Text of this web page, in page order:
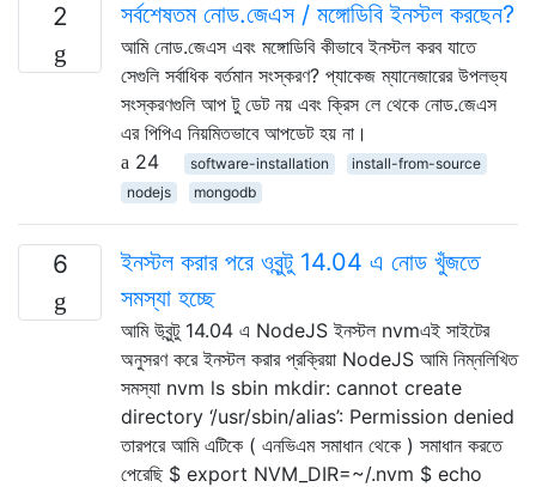
2 সর্বশেষতম নোড.জেএস / মঙ্গোডিবি ইনস্টল করছেন?
আমি নোড.জেএস এবং মঙ্গোডিবি কীভাবে ইনস্টল করব যাতে
সেগুলি সর্বাধিক বর্তমান সংস্করণ? প্যাকেজ ম্যানেজারের উপলভ্য
সংস্করণগুলি আপ টু ডেট নয় এবং ক্রিস লে থেকে নোড.জেএস
এর পিপিএ নিয়মিতভাবে আপডেট হয় না।
24
software-installation
install-from-source
nodejs
mongodb
6
ইনস্টল করার পরে ওবুন্টু 14.04 এ নোড খুঁজতে
সমস্যা হচ্ছে
আমি উবুন্টু 14.04 এ NodeJS ইনস্টল nvmএই সাইটের
অনুসরণ করে ইনস্টল করার প্রক্রিয়া NodeJS আমি নিম্নলিখিত
সমস্যা nvm ls sbin mkdir: cannot create
directory ‘/usr/sbin/alias’: Permission denied
তারপরে আমি এটিকে ( এনভিএম সমাধান থেকে ) সমাধান করতে
পেরেছি $ export NVM_DIR=~/.nvm $ echo